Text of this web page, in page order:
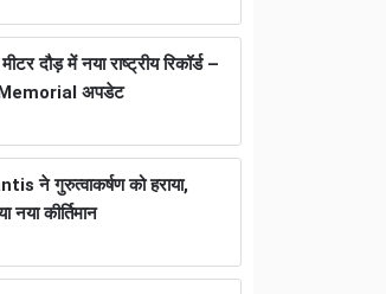
दौड़ में नया राष्ट्रीय रिकॉर्ड –
अपडेट
ने गुरुत्वाकर्षण को हराया,
कीर्तिमान